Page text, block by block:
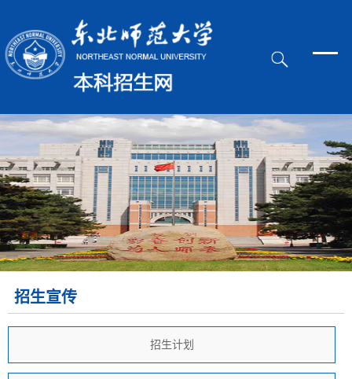
招生宣传
招生计划